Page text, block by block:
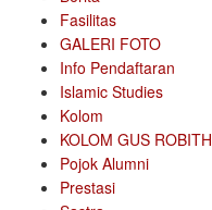
Fasilitas
GALERI FOTO
Info Pendaftaran
Islamic Studies
Kolom
KOLOM GUS ROBITH
Pojok Alumni
Prestasi